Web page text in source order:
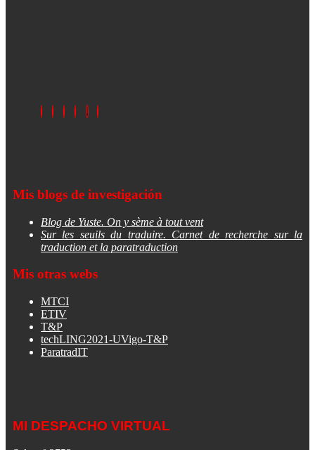
Mis blogs de investigación
Blog de Yuste. On y sème à tout vent
Sur les seuils du traduire. Carnet de recherche sur la
traduction et la paratraduction
Mis otras webs
MTCI
ETIV
T&P
techLING2021-UVigo-T&P
ParatradIT
MI DESPACHO VIRTUAL